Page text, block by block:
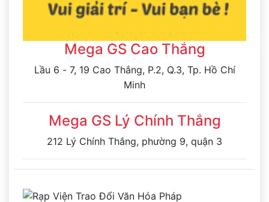
Mega GS Cao Thắng
Lầu 6 - 7, 19 Cao Thắng, P.2, Q.3, Tp. Hồ Chí
Minh
Mega GS Lý Chính Thắng
212 Lý Chính Thắng, phường 9, quận 3